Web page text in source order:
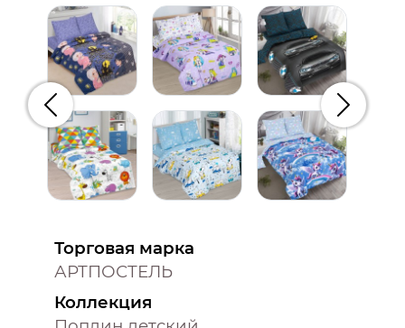
Предыдущий
Торговая марка
АРТПОСТЕЛЬ
Коллекция